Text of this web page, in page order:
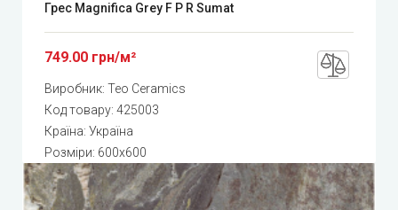
Грес Magnifica Grey F P R Sumat
749.00 грн/м²
Виробник: Teo Ceramics
Код товару: 425003
Країна: Україна
Розміри: 600x600